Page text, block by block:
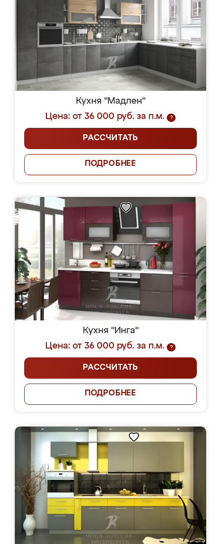
Кухня "Мадлен"
Цена: от 36 000 руб. за п.м.
?
РАССЧИТАТЬ
ПОДРОБНЕЕ
Кухня "Инга"
Цена: от 36 000 руб. за п.м.
?
РАССЧИТАТЬ
ПОДРОБНЕЕ